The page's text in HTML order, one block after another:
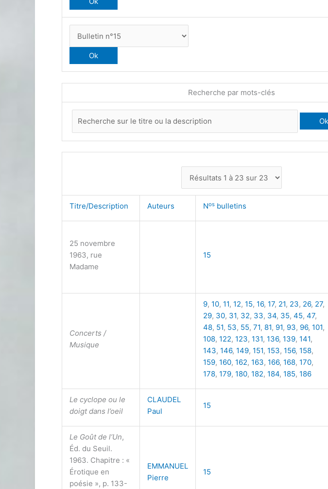
Recherche par mots-clés
Titre/Description Auteurs Nos bulletins
25 novembre
1963, rue
Madame
15
Concerts /
Musique
9, 10, 11, 12, 15, 16, 17, 21, 23, 26, 27,
29, 30, 31, 32, 33, 34, 35, 45, 47,
48, 51, 53, 55, 71, 81, 91, 93, 96, 101,
108, 122, 123, 131, 136, 139, 141,
143, 146, 149, 151, 153, 156, 158,
159, 160, 162, 163, 166, 168, 170,
178, 179, 180, 182, 184, 185, 186
Le cyclope ou le
doigt dans l’oeil
CLAUDEL
Paul
15
Le Goût de l’Un,
Éd. du Seuil.
1963. Chapitre : «
Érotique en
poésie », p. 133-
EMMANUEL
Pierre
15